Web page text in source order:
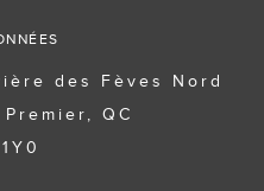
des Fèves Nord
QC